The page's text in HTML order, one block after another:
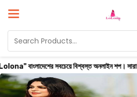
বিশ্বস্ত অনলাইন শপ। সারা বাংলাদেশে ক্যাশ